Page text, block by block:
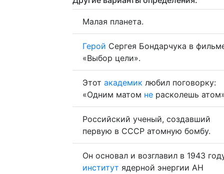
Малая планета.
Герой Сергея Бондарчука в
«Выбор цели».
Этот академик любил поговорку:
«Одним матом не расколешь
Российский ученый, создавший
первую в СССР атомную бомбу.
Он основал и возглавил в 1943
институт ядерной энергии АН